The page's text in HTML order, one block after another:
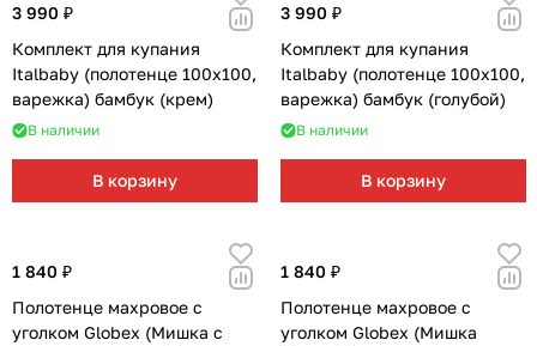
3 990 ₽
Комплект для купания
Italbaby (полотенце 100х100,
варежка) бамбук (крем)
В наличии
В корзину
3 990 ₽
Комплект для купания
Italbaby (полотенце 100х100,
варежка) бамбук (голубой)
В наличии
В корзину
1 840 ₽
Полотенце махровое с
уголком Globex (Мишка с
1 840 ₽
Полотенце махровое с
уголком Globex (Мишка
Мягкая мебель 36
Манежи 177
Шезлонги и электрокачели
Увлажнители воздуха
Подвесные игрушки и растяжки 111
Спортивные комплексы и инвентарь 296
Творчество
Хранение игрушек
38